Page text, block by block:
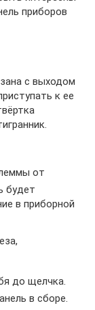
приборов
с выходом
к ее
от
будет
в приборной
до щелчка.
в сборе.